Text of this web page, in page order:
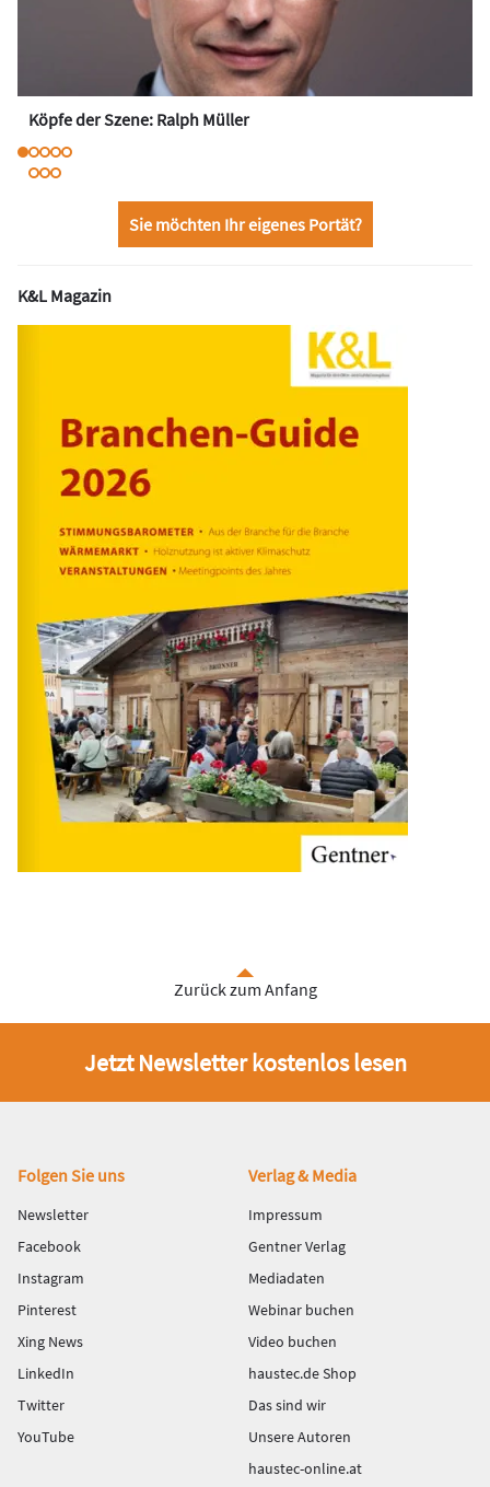
Köpfe der Szene: Ralph Müller
Sie möchten Ihr eigenes Portät?
K&L Magazin
Zurück zum Anfang
Jetzt Newsletter kostenlos lesen
Fußbereich
Folgen Sie uns
Newsletter
Facebook
Instagram
Pinterest
Xing News
LinkedIn
Twitter
YouTube
Verlag & Media
Impressum
Gentner Verlag
Mediadaten
Webinar buchen
Video buchen
haustec.de Shop
Das sind wir
Unsere Autoren
haustec-online.at